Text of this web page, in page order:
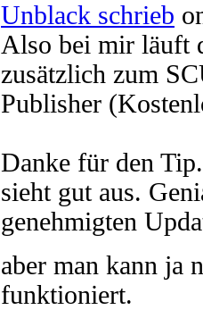
Unblack schrieb
Also bei mir läuft
zusätzlich zum
Publisher
Danke für den
sieht gut aus.
genehmigten
aber man kann ja
funktioniert.